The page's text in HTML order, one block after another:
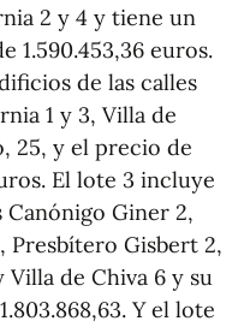
2 y 4 y tiene un
1.590.453,36 euros.
de las calles
1 y 3, Villa de
25, y el precio de
El lote 3 incluye
Canónigo Giner 2,
Presbítero Gisbert 2,
Villa de Chiva 6 y su
Y el lote